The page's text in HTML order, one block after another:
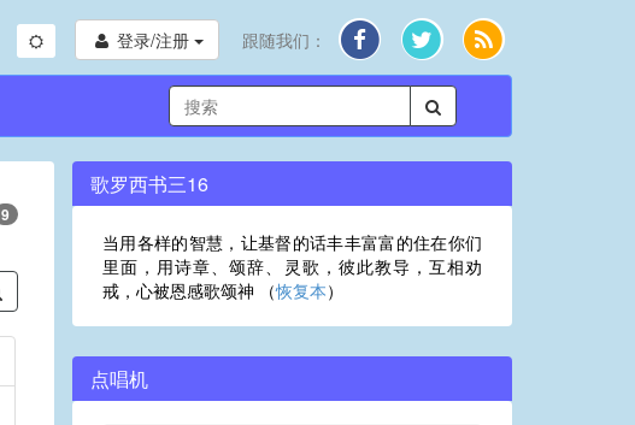
登录/注册 跟随我们：
9
歌罗西书三16
当用各样的智慧，让基督的话丰丰富富的住在你们
里面，用诗章、颂辞、灵歌，彼此教导，互相劝
戒，心被恩感歌颂神 （恢复本）
点唱机